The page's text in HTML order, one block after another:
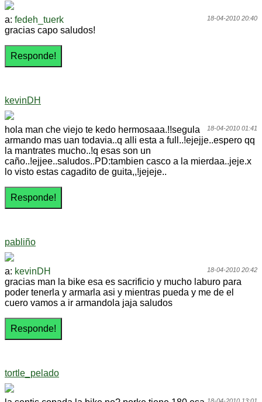
18-04-2010 20:40
a: fedeh_tuerk
gracias capo saludos!
kevinDH
18-04-2010 01:41
hola man che viejo te kedo hermosaaa.!!segula
armando mas uan todavia..q alli esta a full..!ejejje..espero qq
la mantrates mucho..!q esas son un
caño..!ejjee..saludos..PD:tambien casco a la mierdaa..jeje.x
lo visto estas cagadito de guita,,!jejeje..
pabliño
18-04-2010 20:42
a: kevinDH
gracias man la bike esa es sacrificio y mucho laburo para
poder tenerla y armarla asi y mientras pueda y me de el
cuero vamos a ir armandola jaja saludos
tortle_pelado